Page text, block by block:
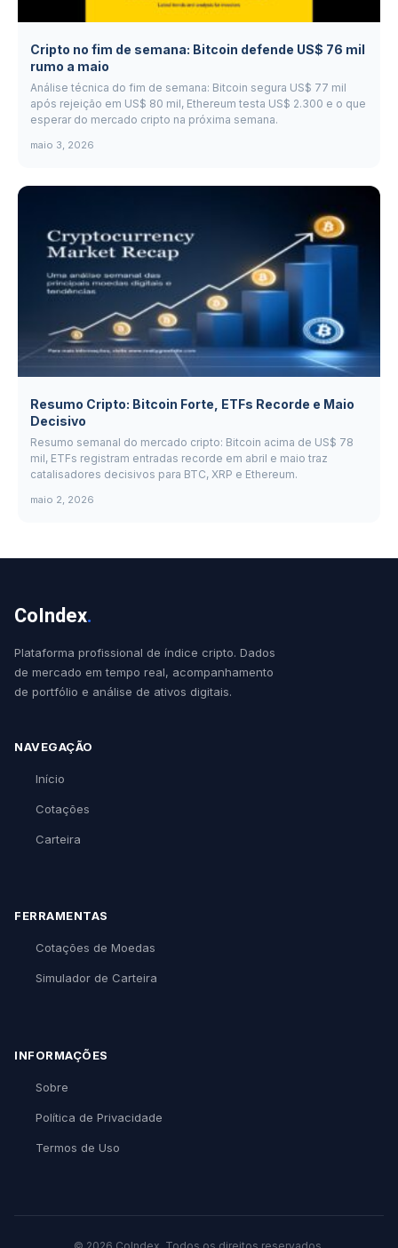
Cripto no fim de semana: Bitcoin defende US$ 76 mil
rumo a maio
Análise técnica do fim de semana: Bitcoin segura US$ 77 mil
após rejeição em US$ 80 mil, Ethereum testa US$ 2.300 e o que
esperar do mercado cripto na próxima semana.
maio 3, 2026
Resumo Cripto: Bitcoin Forte, ETFs Recorde e Maio
Decisivo
Resumo semanal do mercado cripto: Bitcoin acima de US$ 78
mil, ETFs registram entradas recorde em abril e maio traz
catalisadores decisivos para BTC, XRP e Ethereum.
maio 2, 2026
CoIndex.
Plataforma profissional de índice cripto. Dados
de mercado em tempo real, acompanhamento
de portfólio e análise de ativos digitais.
NAVEGAÇÃO
Início
Cotações
Carteira
FERRAMENTAS
Cotações de Moedas
Simulador de Carteira
INFORMAÇÕES
Sobre
Política de Privacidade
Termos de Uso